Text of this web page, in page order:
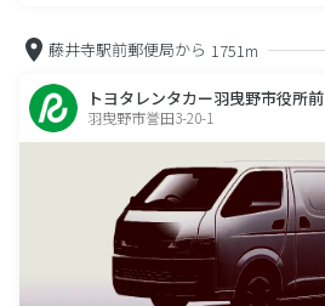
藤井寺駅前郵便局から 1751m
トヨタレンタカー羽曳野市役所前
羽曳野市誉田3-20-1